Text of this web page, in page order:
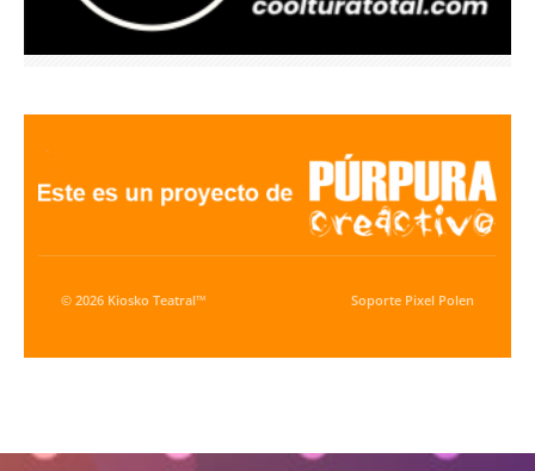
© 2026 Kiosko Teatral™ Soporte Pixel Polen